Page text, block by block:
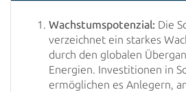
Wachstumspotenzial: Die
verzeichnet ein starkes
durch den globalen
Energien. Investitionen in
ermöglichen es Anlegern,